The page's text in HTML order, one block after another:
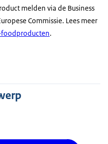
melden via de Business
Commissie. Lees meer
.